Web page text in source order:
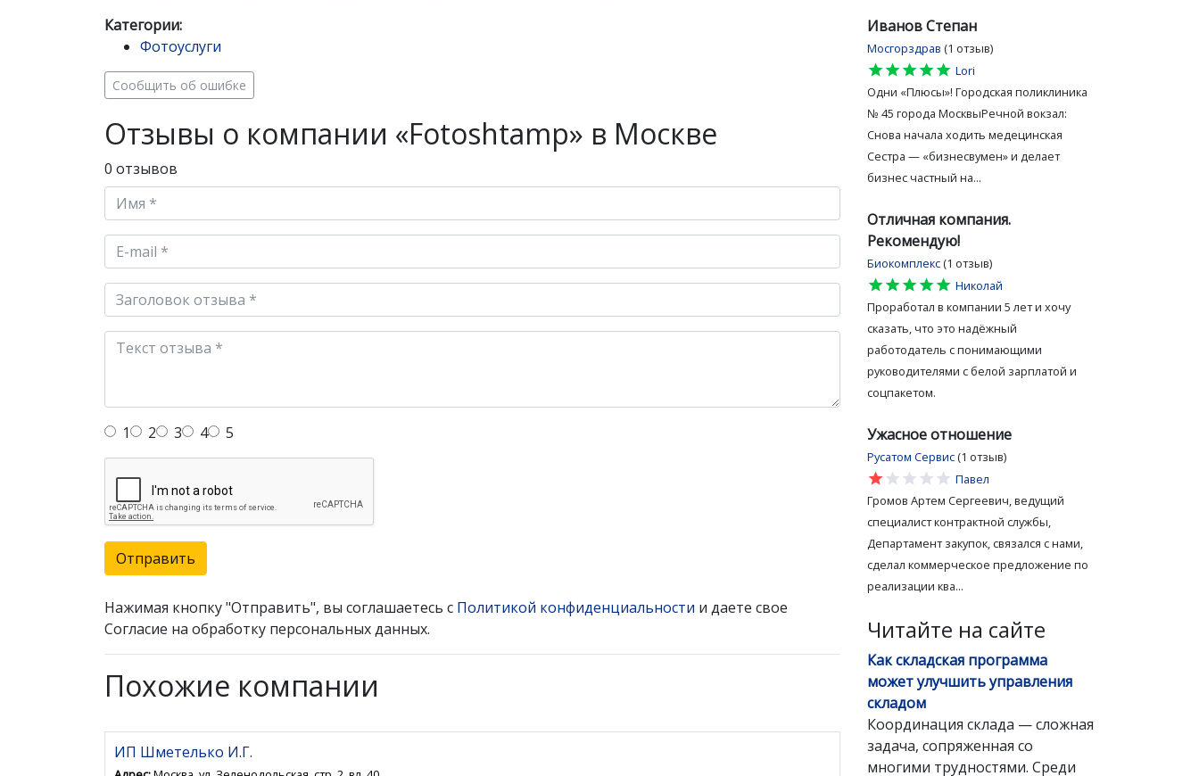
Категории:
Фотоуслуги
Сообщить об ошибке
Отзывы о компании «Fotoshtamp» в Москве
0 отзывов
1 2 3 4 5
Отправить
Нажимая кнопку "Отправить", вы соглашаетесь с Политикой конфиденциальности и даете свое
Согласие на обработку персональных данных.
Похожие компании
ИП Шметелько И.Г.
Иванов Степан
Мосгорздрав (1 отзыв)
star
star
star
star
star
Lori
Одни «Плюсы»! Городская поликлиника
№ 45 города МосквыРечной вокзал:
Снова начала ходить медецинская
Сестра — «бизнесвумен» и делает
бизнес частный на...
Отличная компания.
Рекомендую!
Биокомплекс (1 отзыв)
star
star
star
star
star
Николай
Проработал в компании 5 лет и хочу
сказать, что это надёжный
работодатель с понимающими
руководителями с белой зарплатой и
соцпакетом.
Ужасное отношение
Русатом Сервис (1 отзыв)
star
star
star
star
star
Павел
Громов Артем Сергеевич, ведущий
специалист контрактной службы,
Департамент закупок, связался с нами,
сделал коммерческое предложение по
реализации ква...
Читайте на сайте
Как складская программа
может улучшить управления
складом
Координация склада — сложная
задача, сопряженная со
многими трудностями. Среди